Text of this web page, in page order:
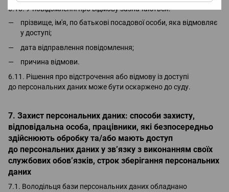
6.10. У повідомленні про відмову зазначаються:
прізвище, ім'я, по батькові посадової особи, яка відмовляє
у доступі;
дата відправлення повідомлення;
причина відмови.
6.11. Рішення про відстрочення або відмову із доступі
до персональних даних може бути оскаржено до суду.
7. Захист персональних даних: способи захисту,
відповідальна особа, працівники, які безпосередньо
здійснюють обробку та/або мають доступ
до персональних даних у зв’язку з виконанням своїх
службових обов’язків, строк зберігання персональних
даних
7.1. Володільця бази персональних даних обладнано